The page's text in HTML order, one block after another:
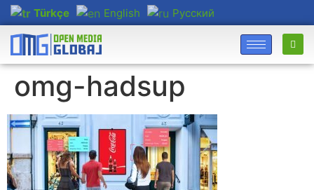
Türkçe English Русский
omg-hadsup